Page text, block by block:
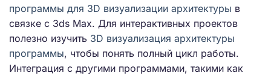
программы для 3D визуализации архитектуры в
связке с 3ds Max. Для интерактивных проектов
полезно изучить 3D визуализация архитектуры
программы, чтобы понять полный цикл работы.
Интеграция с другими программами, такими как